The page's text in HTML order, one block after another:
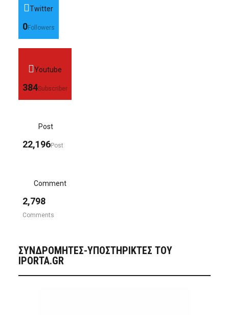
Twitter
0Followers
Youtube
384Subscriber
Post
22,196Post
Comment
2,798
Comments
ΣΥΝΔΡΟΜΗΤΈΣ-ΥΠΟΣΤΗΡΙΚΤΈΣ ΤΟΥ
IPORTA.GR